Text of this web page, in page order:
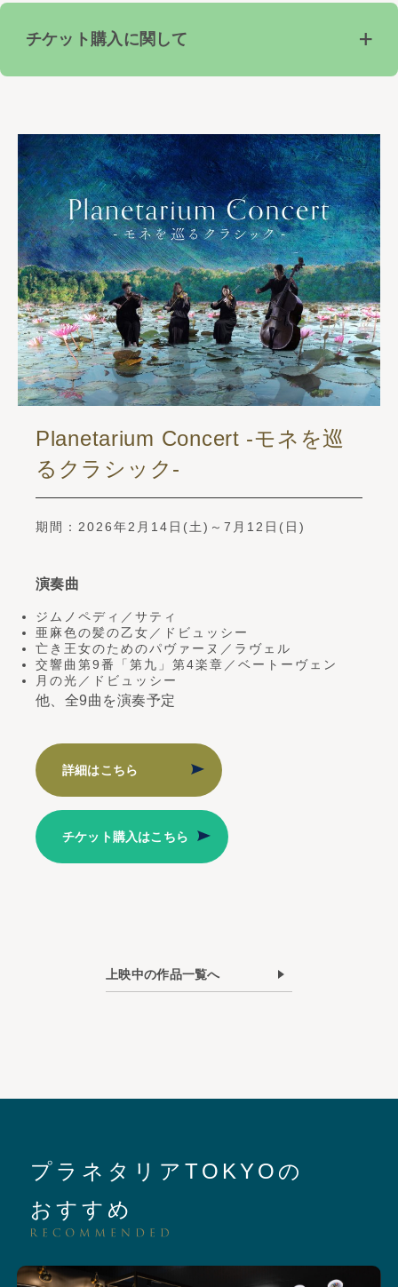
チケット購入に関して
Planetarium Concert -モネを巡
るクラシック-
期間：2026年2月14日(土)～7月12日(日)
演奏曲
ジムノペディ／サティ
亜麻色の髪の乙女／ドビュッシー
亡き王女のためのパヴァーヌ／ラヴェル
交響曲第9番「第九」第4楽章／ベートーヴェン
月の光／ドビュッシー
他、全9曲を演奏予定
詳細はこちら
チケット購入はこちら
上映中の作品一覧へ
プラネタリアTOKYOの
おすすめ